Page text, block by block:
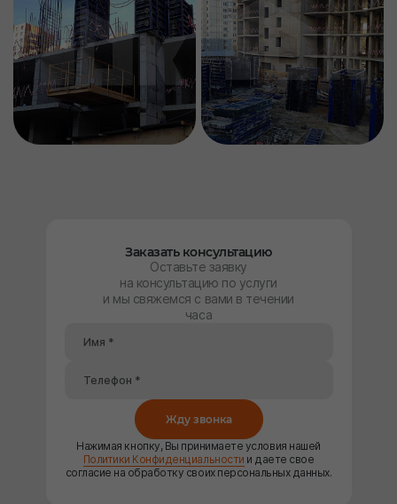
Заказать консультацию
Оставьте заявку
на консультацию по услуги
и мы свяжемся с вами в течении
часа
Жду звонка
Нажимая кнопку, Вы принимаете условия нашей
Политики Конфиденциальности и даете свое
согласие на обработку своих персональных данных.